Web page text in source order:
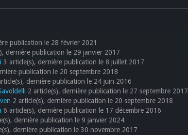
publication le 28 février 2021
dernière publication le 29 janvier 2017
3 article(s), dernière publication le 8 juillet 2017
publication le 20 septembre 2018
dernière publication le 24 juin 2016
2 article(s), dernière publication le 27 septembre 2017
2 article(s), dernière publication le 20 septembre 2018
6 article(s), dernière publication le 17 décembre 2016
dernière publication le 9 janvier 2024
dernière publication le 30 novembre 2017